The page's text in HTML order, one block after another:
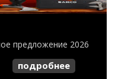
предложение 2026
подробнее